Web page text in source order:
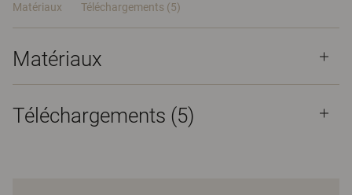
Matériaux Téléchargements (5)
Matériaux
Téléchargements (5)